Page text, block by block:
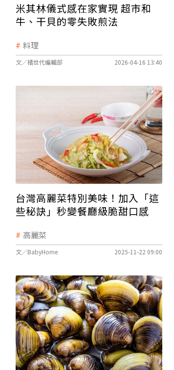
米其林儀式感在家實現 超市和
牛、干貝的零失敗煎法
料理
文／橘世代編輯部 2026-04-16 13:40
台灣高麗菜特別美味！加入「這
些秘訣」秒變餐廳級脆甜口感
高麗菜
文／BabyHome 2025-11-22 09:00